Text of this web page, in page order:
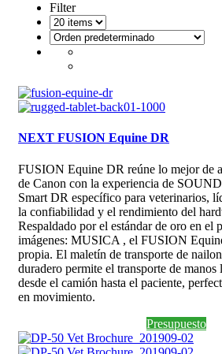
Filter
NEXT FUSION Equine DR
FUSION Equine DR reúne lo mejor de
de Canon con la experiencia de
Smart DR específico para veterinarios,
la confiabilidad y el rendimiento del
Respaldado por el estándar de oro en el
imágenes: MUSICA , el FUSION
propia. El maletín de transporte de
duradero permite el transporte de manos
desde el camión hasta el paciente,
en movimiento.
Presupuesto